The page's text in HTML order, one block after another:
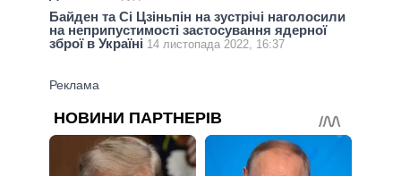
Байден та Сі Цзіньпін на зустрічі наголосили
на неприпустимості застосування ядерної
зброї в Україні 14 листопада 2022, 16:37